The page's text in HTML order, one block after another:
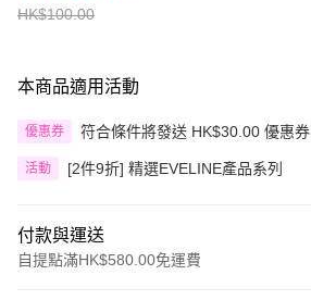
HK$100.00
本商品適用活動
優惠券 符合條件將發送 HK$30.00 優惠券
活動 [2件9折] 精選EVELINE產品系列
付款與運送
自提點滿HK$580.00免運費